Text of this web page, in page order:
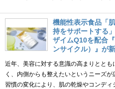
機能性表示食品「
持をサポートする
ザイムQ10を配合
ンサイクル）』が
近年、美容に対する意識の高まりとと
く、内側からも整えたいというニーズ
習慣の変化により、肌の乾燥やコンデ